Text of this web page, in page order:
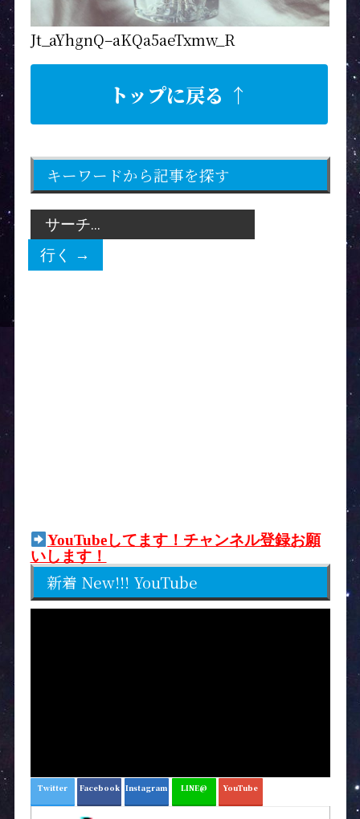
Jt_aYhgnQ–aKQa5aeTxmw_R
トップに戻る ↑
キーワードから記事を探す
YouTubeしてます！チャンネル登録お願
いします！
新着 New!!! YouTube
Twitter Facebook Instagram LINE@ YouTube